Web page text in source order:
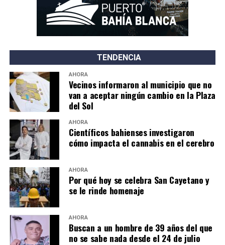
TENDENCIA
AHORA
Vecinos informaron al municipio que no
van a aceptar ningún cambio en la Plaza
del Sol
AHORA
Científicos bahienses investigaron
cómo impacta el cannabis en el cerebro
AHORA
Por qué hoy se celebra San Cayetano y
se le rinde homenaje
AHORA
Buscan a un hombre de 39 años del que
no se sabe nada desde el 24 de julio